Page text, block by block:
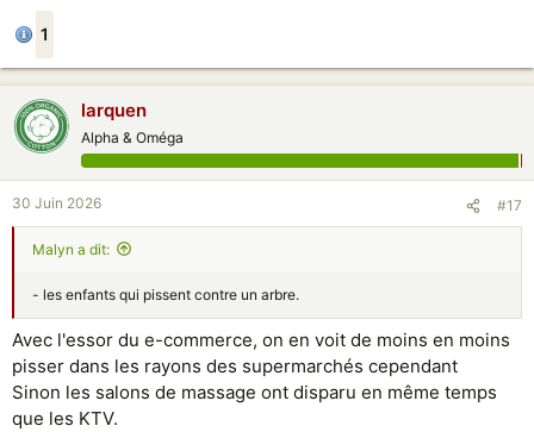
1
larquen
Alpha & Oméga
30 Juin 2026 #17
Malyn a dit:
- les enfants qui pissent contre un arbre.
Avec l'essor du e-commerce, on en voit de moins en moins
pisser dans les rayons des supermarchés cependant
Sinon les salons de massage ont disparu en même temps
que les KTV.